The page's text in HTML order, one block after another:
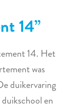
14
14. Het
was
duikervaring
en